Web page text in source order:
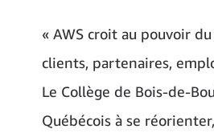
« AWS croit au pouvoir
clients, partenaires,
Le Collège de Bois-de-
Québécois à se